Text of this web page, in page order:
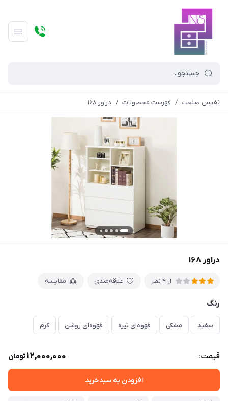
نفیس صنعت / فهرست محصولات / دراور ۱۶۸
دراور ۱۶۸
از 4 نظر علاقه‌مندی مقایسه
رنگ
سفید مشکی قهوه‌ای تیره قهوه‌ای روشن کرم
قیمت: 12,000,000تومان
افزودن به سبدخرید